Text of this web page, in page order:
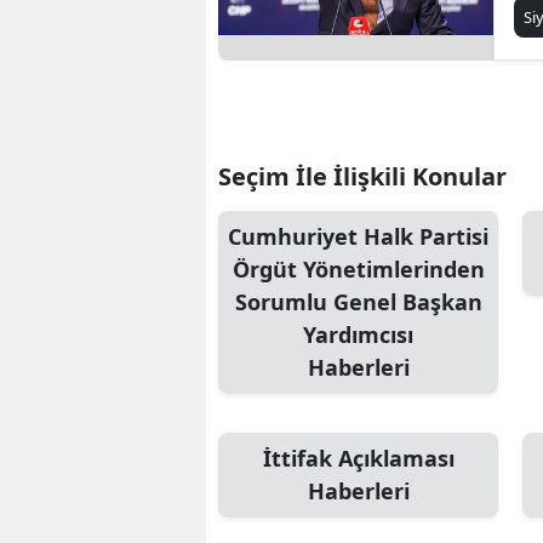
Seçim İle İlişkili Konular
Cumhuriyet Halk Partisi
Örgüt Yönetimlerinden
Sorumlu Genel Başkan
Yardımcısı
Haberleri
İttifak Açıklaması
Haberleri